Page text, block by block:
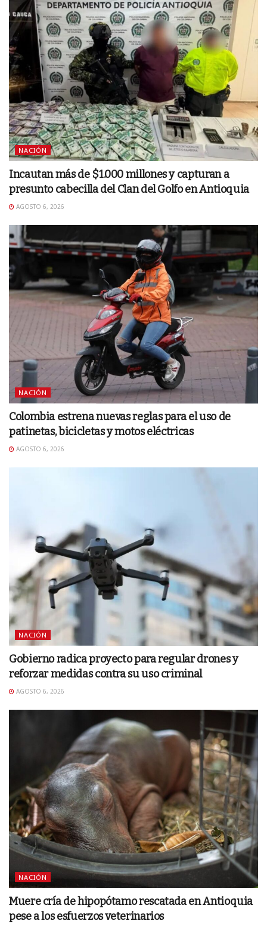
NACIÓN
Incautan más de $1.000 millones y capturan a
presunto cabecilla del Clan del Golfo en Antioquia
AGOSTO 6, 2026
NACIÓN
Colombia estrena nuevas reglas para el uso de
patinetas, bicicletas y motos eléctricas
AGOSTO 6, 2026
NACIÓN
Gobierno radica proyecto para regular drones y
reforzar medidas contra su uso criminal
AGOSTO 6, 2026
NACIÓN
Muere cría de hipopótamo rescatada en Antioquia
pese a los esfuerzos veterinarios